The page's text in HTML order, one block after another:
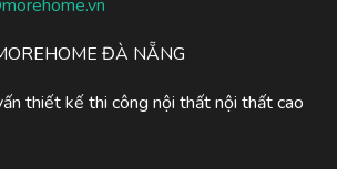
ĐÀ NẴNG
thiết kế thi công nội thất nội thất cao